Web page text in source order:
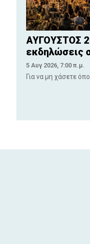
ΑΥΓΟΥΣΤΟΣ
εκδηλώσεις
5 Αυγ 2026, 7:00 π.μ.
Για να μη χάσετε